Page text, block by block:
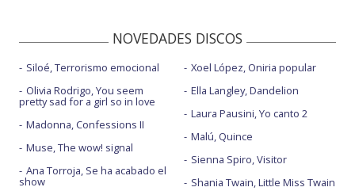
NOVEDADES DISCOS
Siloé, Terrorismo emocional
Olivia Rodrigo, You seem
pretty sad for a girl so in love
Madonna, Confessions II
Muse, The wow! signal
Ana Torroja, Se ha acabado el
show
Xoel López, Oniria popular
Ella Langley, Dandelion
Laura Pausini, Yo canto 2
Malú, Quince
Sienna Spiro, Visitor
Shania Twain, Little Miss Twain